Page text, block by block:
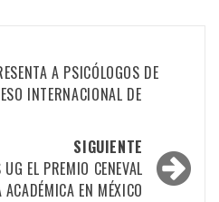
A PSICÓLOGOS DE
INTERNACIONAL DE
SIGUIENTE
EL PREMIO CENEVAL
ACADÉMICA EN MÉXICO